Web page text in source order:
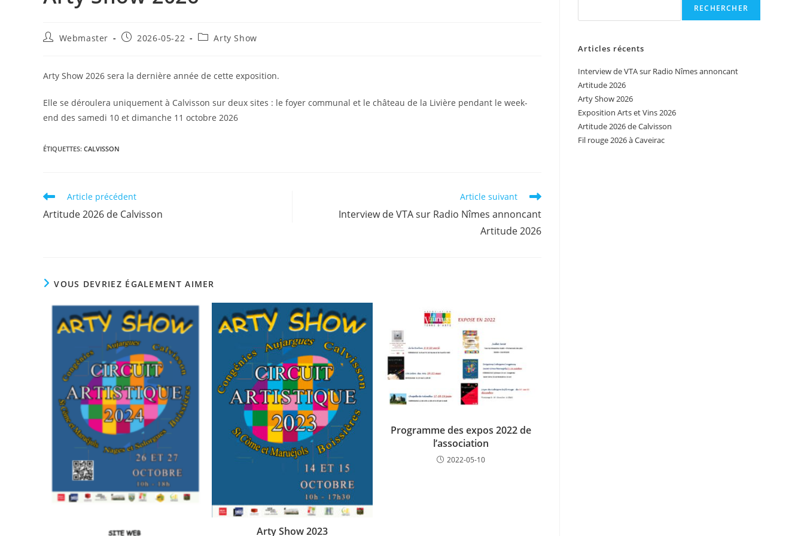
Auteur/autrice
publication :
Webmaster
Publication
2026-05-22
PostArty Show
Arty Show 2026 sera la dernière année de cette exposition.
Elle se déroulera uniquement à Calvisson sur deux sites : le foyer communal et le château de la Livière pendant le week-
end des samedi 10 et dimanche 11 octobre 2026
ÉTIQUETTES: CALVISSON
Read
articles
Article précédent
Artitude 2026 de Calvisson
Article suivant
Interview de VTA sur Radio Nîmes annoncant
Artitude 2026
VOUS DEVRIEZ ÉGALEMENT AIMER
Arty Show 2023
Programme des expos 2022 de
l’association
2022-05-10
RECHERCHER
Articles récents
Interview de VTA sur Radio Nîmes annoncant
Artitude 2026
Arty Show 2026
Exposition Arts et Vins 2026
Artitude 2026 de Calvisson
Fil rouge 2026 à Caveirac